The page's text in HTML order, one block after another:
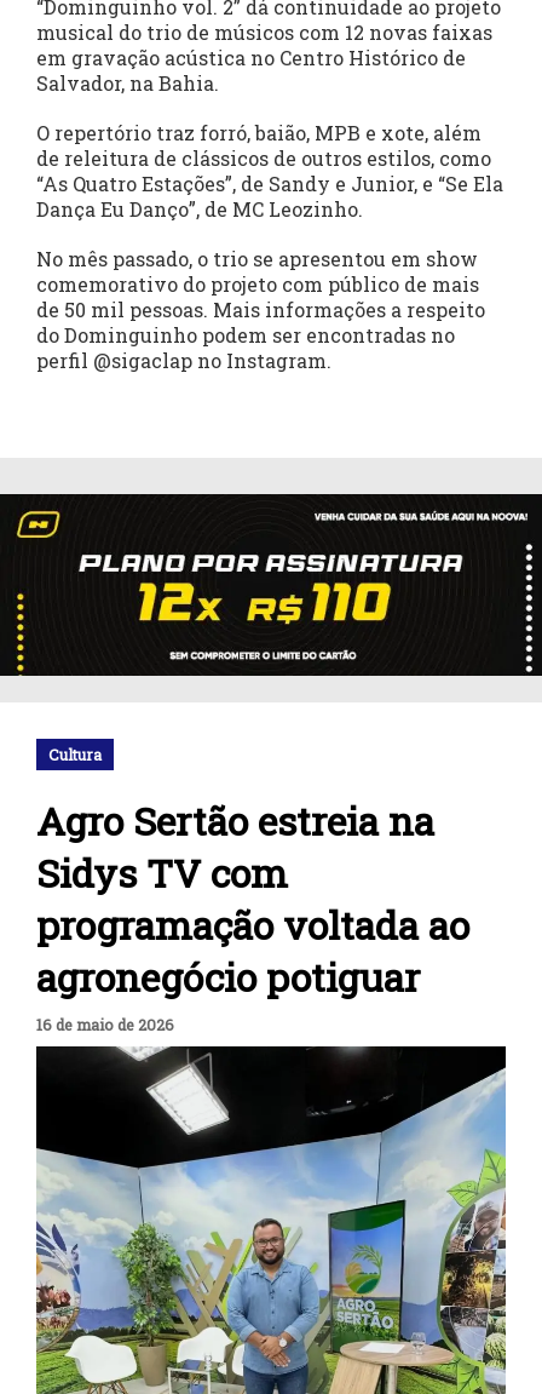
“Dominguinho vol. 2” dá continuidade ao projeto
musical do trio de músicos com 12 novas faixas
em gravação acústica no Centro Histórico de
Salvador, na Bahia.
O repertório traz forró, baião, MPB e xote, além
de releitura de clássicos de outros estilos, como
“As Quatro Estações”, de Sandy e Junior, e “Se Ela
Dança Eu Danço”, de MC Leozinho.
No mês passado, o trio se apresentou em show
comemorativo do projeto com público de mais
de 50 mil pessoas. Mais informações a respeito
do Dominguinho podem ser encontradas no
perfil @sigaclap no Instagram.
Cultura
Agro Sertão estreia na
Sidys TV com
programação voltada ao
agronegócio potiguar
16 de maio de 2026